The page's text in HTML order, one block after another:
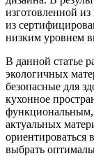
изготовленной
из
низким уровнем
В данной статье
экологичных
безопасные для
кухонное
функциональным,
актуальных
ориентироваться
выбрать